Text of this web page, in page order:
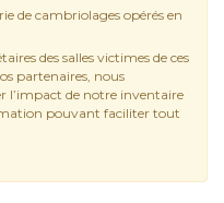
de cambriolages opérés en
des salles victimes de ces
partenaires, nous
l’impact de notre inventaire
pouvant faciliter tout